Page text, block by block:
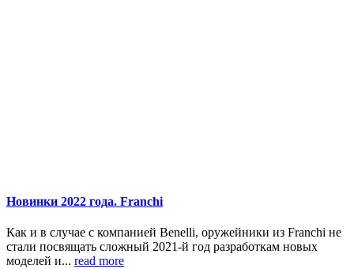
Новинки 2022 года. Franchi
Как и в случае с компанией Benelli, оружейники из Franchi не
стали посвящать сложный 2021-й год разработкам новых
моделей и... read more